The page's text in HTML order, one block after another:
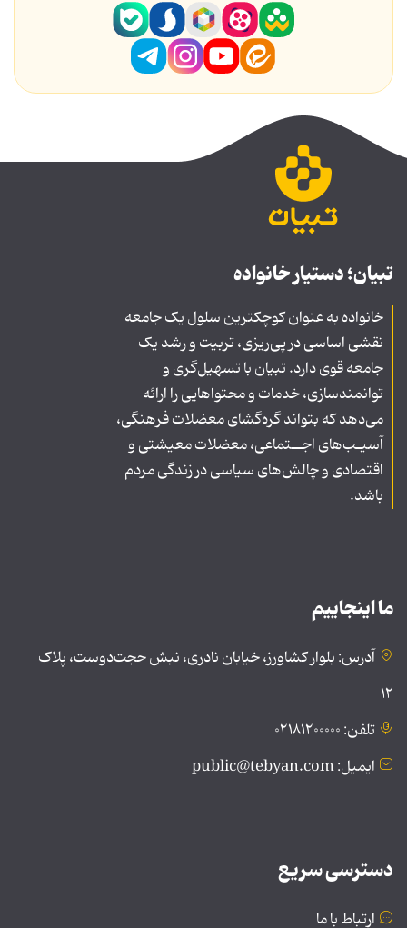
تبیان؛ دستیار خانواده
خانواده به عنوان کوچکترین سلول یک جامعه
نقشی اساسی در پی‌ریزی، تربیت و رشد یک
جامعه قوی دارد. تبیان با تسهیل‌گری و
توانمندسازی، خدمات و محتواهایی را ارائه
می‌دهد که بتواند گره‌گشای معضلات فرهنگی،
آسیـب‌های اجــتماعی، معضلات معیشتی و
اقتصادی و چالش‌های سیاسی در زندگی مردم
باشد.
ما اینجاییم
آدرس: بلوار کشاورز، خیابان نادری، نبش حجت‌دوست، پلاک
۱۲
تلفن: ۰۲۱۸۱۲۰۰۰۰۰
ایمیل: public@tebyan.com
دسترسی سریع
ارتباط با ما